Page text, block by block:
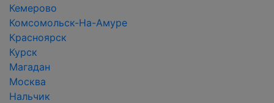
Кемерово
Комсомольск-На-Амуре
Красноярск
Курск
Магадан
Москва
Нальчик